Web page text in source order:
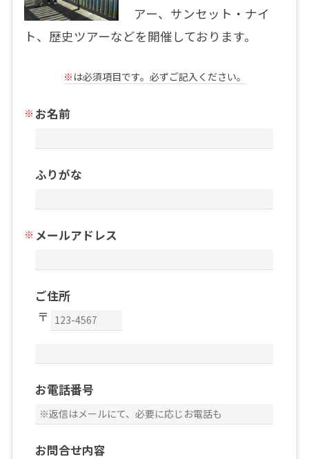
アー、サンセット・ナイ
ト、歴史ツアーなどを開催しております。
※ は必須項目です。必ずご記入ください。
お名前
ふりがな
メールアドレス
ご住所
お電話番号
お問合せ内容